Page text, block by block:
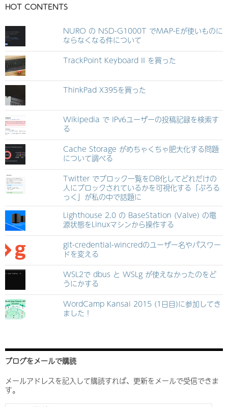
HOT CONTENTS
NURO の NSD-G1000T でMAP-Eが使いものに
ならなくなる件について
TrackPoint Keyboard II を買った
ThinkPad X395を買った
Wikipedia で IPv6ユーザーの投稿記録を検索す
る
Cache Storage がめちゃくちゃ肥大化する問題
について調べる
Twitter でブロック一覧をDB化してどれだけの
人にブロックされているかを可視化する「ぶろる
っく」が私の中で話題に
Lighthouse 2.0 の BaseStation (Valve) の電
源状態をLinuxマシンから操作する
git-credential-wincredのユーザー名やパスワー
ドを変える
WSL2で dbus と WSLg が使えなかったのをど
うにかする
WordCamp Kansai 2015 (1日目)に参加してき
ました！
ブログをメールで購読
メールアドレスを記入して購読すれば、更新をメールで受信できま
す。